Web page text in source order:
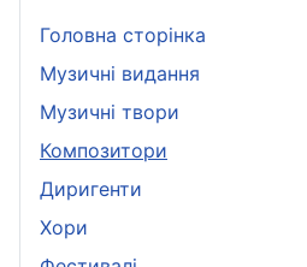
Головна сторінка
Музичні видання
Музичні твори
Композитори
Диригенти
Хори